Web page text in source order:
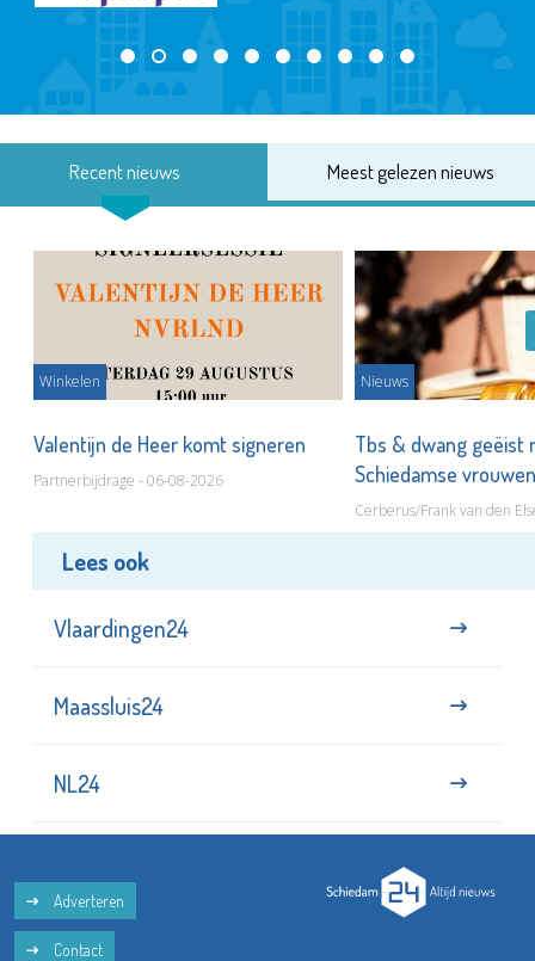
Recent nieuws Meest gelezen nieuws
Winkelen
Valentijn de Heer komt signeren
Partnerbijdrage - 06-08-2026
Nieuws
Tbs & dwang geëist
Schiedamse
Cerberus/Frank van den
Lees ook
Vlaardingen24
Maassluis24
NL24
Adverteren
Contact